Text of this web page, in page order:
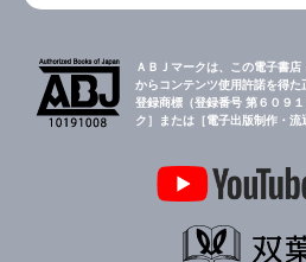
ＡＢＪマークは、この電子書
からコンテンツ使用許諾を得
登録商標（登録番号 第６０９
ク］または［電子出版制作・流